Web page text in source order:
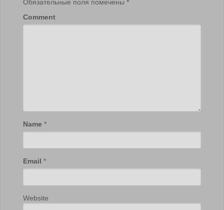
Обязательные поля помечены *
Comment
Name *
Email *
Website